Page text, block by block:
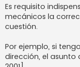
n
s
a
e
Es requisito
mecánicos la
cuestión.
Por ejemplo, si
dirección, el asunto